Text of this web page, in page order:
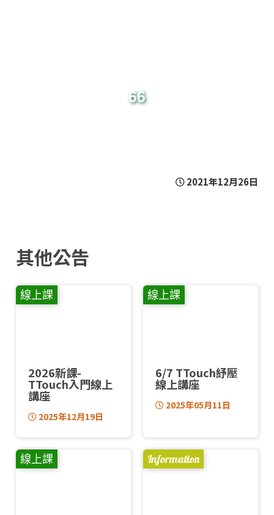
66
2021年12月26日
其他公告
2026新課-
TTouch入門線上
講座
2025年12月19日
線上課
6/7 TTouch紓壓
線上講座
2025年05月11日
線上課
線上課 Information